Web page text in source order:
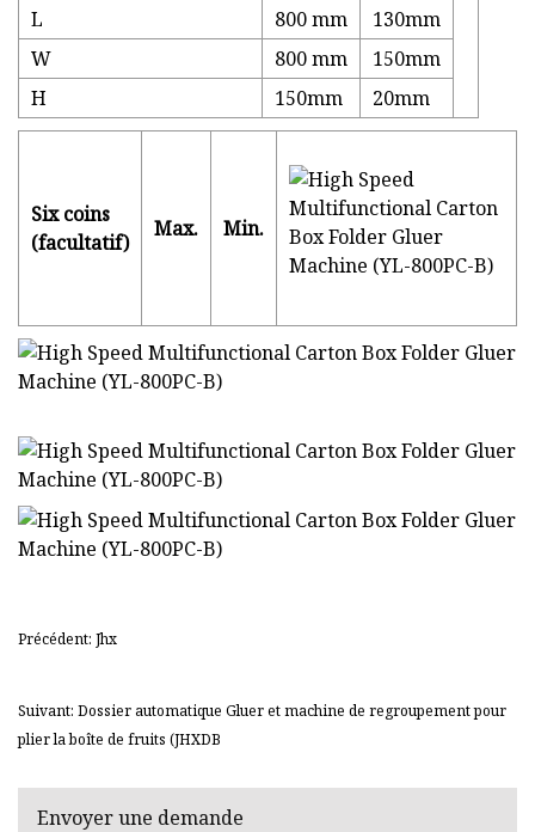
L 800 mm
130mm
W
800 mm
150mm
H
150mm 20mm
Six coins
(facultatif)
Max. Min.
Précédent: Jhx
Suivant: Dossier automatique Gluer et machine de regroupement pour
plier la boîte de fruits (JHXDB
Envoyer une demande